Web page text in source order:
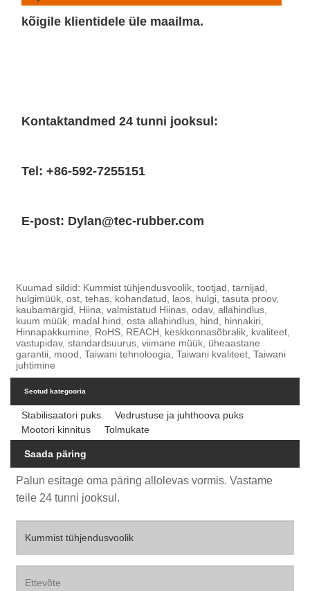
kõigile klientidele üle maailma.
Kontaktandmed 24 tunni jooksul:
Tel: +86-592-7255151
E-post: Dylan@tec-rubber.com
Kuumad sildid: Kummist tühjendusvoolik, tootjad, tarnijad,
hulgimüük, ost, tehas, kohandatud, laos, hulgi, tasuta proov,
kaubamärgid, Hiina, valmistatud Hiinas, odav, allahindlus,
kuum müük, madal hind, osta allahindlus, hind, hinnakiri,
Hinnapakkumine, RoHS, REACH, keskkonnasõbralik, kvaliteet,
vastupidav, standardsuurus, viimane müük, üheaastane
garantii, mood, Taiwani tehnoloogia, Taiwani kvaliteet, Taiwani
juhtimine
Seotud kategooria
Stabilisaatori puks
Vedrustuse ja juhthoova puks
Mootori kinnitus
Tolmukate
Saada päring
Palun esitage oma päring allolevas vormis. Vastame
teile 24 tunni jooksul.